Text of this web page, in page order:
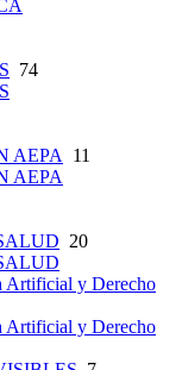
74
AEPA 11
AEPA
20
Artificial y Derecho
Artificial y Derecho